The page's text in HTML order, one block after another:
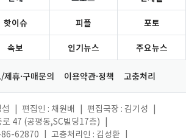
핫이슈 피플 포토
속보 인기뉴스 주요뉴스
제휴·구매문의 이용약관·정책 고충처리
편집인 : 채원배 편집국장 : 김기성
로 47 (공평동,SC빌딩17층)
86-62870
고충처리인 : 김성환